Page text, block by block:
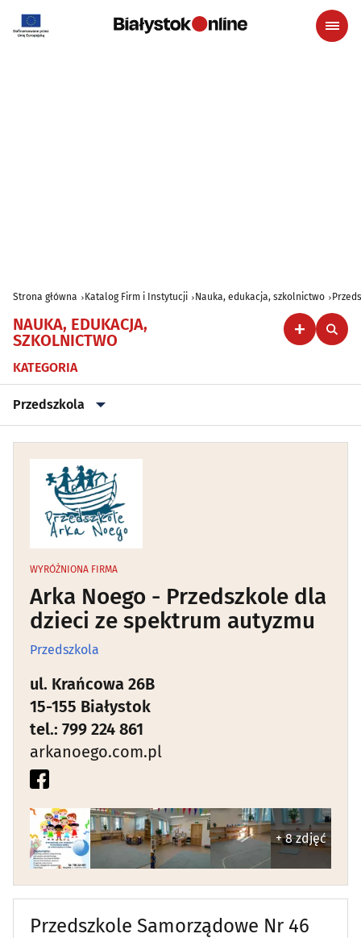
Strona główna Katalog Firm i Instytucji Nauka, edukacja, szkolnictwo
NAUKA, EDUKACJA,
SZKOLNICTWO
KATEGORIA
Przedszkola
Biblioteki(42)
Kursy przygotowawcze, maturalne
Kursy, szkolenia(106)
Przedszkola(99)
Szkoły artystyczne (21)
Szkoły jazdy(18)
Szkoły językowe(44)
Szkoły podstawowe(52)
Szkoły policealne i podyplomowe
Szkoły ponadpodstawowe i średnie(54)
Szkoły tańca(11)
Szkoły wyższe(29)
WYRÓŻNIONA FIRMA
Arka Noego - Przedszkole dla
dzieci ze spektrum autyzmu
Przedszkola
ul. Krańcowa 26B
15-155 Białystok
tel.: 799 224 861
arkanoego.com.pl
+ 8 zdjęć
Przedszkole Samorządowe Nr 46